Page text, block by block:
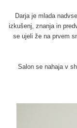
Darja je mlada
izkušenj, znanja in
se ujeli že na prvem
Salon se nahaja v